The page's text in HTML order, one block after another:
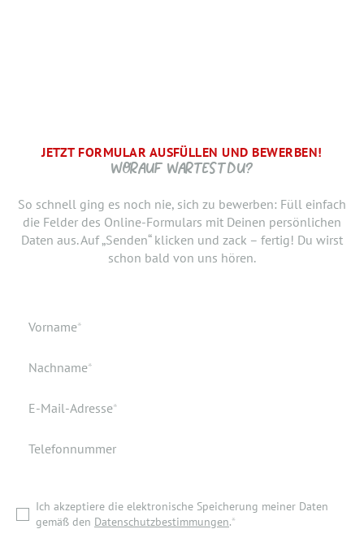
JETZT FORMULAR AUSFÜLLEN UND BEWERBEN!
WORAUF WARTEST DU?
So schnell ging es noch nie, sich zu bewerben: Füll einfach
die Felder des Online-Formulars mit Deinen persönlichen
Daten aus. Auf „Senden“ klicken und zack – fertig! Du wirst
schon bald von uns hören.
Pflichtfeld
Vorname*
Pflichtfeld
Nachname*
Pflichtfeld
E-Mail-Adresse*
Telefonnummer
Ich akzeptiere die elektronische Speicherung meiner Daten
gemäß den Datenschutzbestimmungen.*
BRAUCHEN WIR NOCH ...
SCHRITT.
bist, den neuen Job anzutreten. Du möchtest Deiner
Bewerbung doch noch einen Lebenslauf oder ein anderes
Dokument hinzufügen? Hier kannst Du es hochladen.
Verfügbar ab
Dokumente
Ich akzeptiere die elektronische Speicherung meiner Daten
DANKE, WIR FREUEN UNS AUF DICH UND MELDEN UNS
ZURÜCK ZUR STARTSEITE